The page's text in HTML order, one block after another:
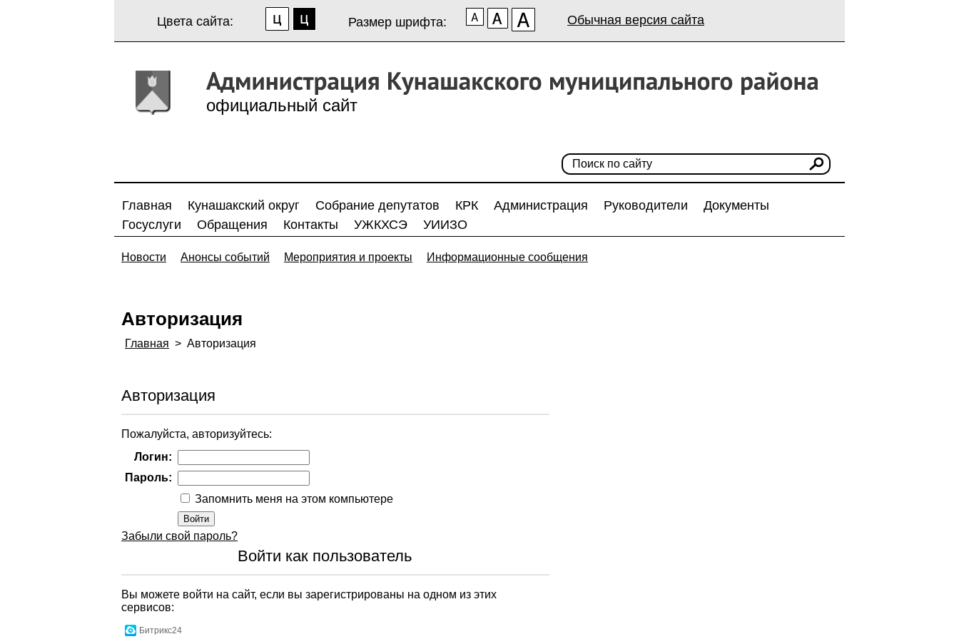
Цвета сайта: Размер шрифта: Обычная версия сайта
официальный сайт
Главная Кунашакский округ Собрание депутатов КРК Администрация Руководители
Документы
Госуслуги
Обращения Контакты УЖКХСЭ УИИЗО
Новости Анонсы событий Мероприятия и проекты Информационные сообщения
Авторизация
Главная > Авторизация
Авторизация
Пожалуйста, авторизуйтесь:
Логин:
Пароль:
Запомнить меня на этом компьютере
Забыли свой пароль?
Войти как пользователь
Вы можете войти на сайт, если вы зарегистрированы на одном из этих
сервисов:
Битрикс24